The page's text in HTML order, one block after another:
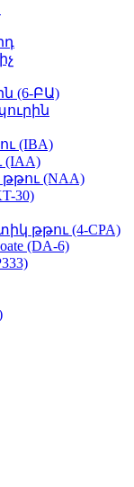
(6-ԲԱ)
(IBA)
(NAA)
30)
թթու (4-CPA)
(DA-6)